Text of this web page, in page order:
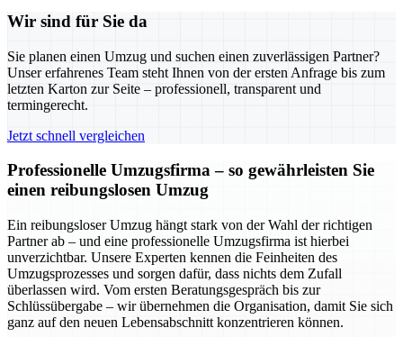
Wir sind für Sie da
Sie planen einen Umzug und suchen einen zuverlässigen Partner?
Unser erfahrenes Team steht Ihnen von der ersten Anfrage bis zum
letzten Karton zur Seite – professionell, transparent und
termingerecht.
Jetzt schnell vergleichen
Professionelle Umzugsfirma – so gewährleisten Sie
einen reibungslosen Umzug
Ein reibungsloser Umzug hängt stark von der Wahl der richtigen
Partner ab – und eine professionelle Umzugsfirma ist hierbei
unverzichtbar. Unsere Experten kennen die Feinheiten des
Umzugsprozesses und sorgen dafür, dass nichts dem Zufall
überlassen wird. Vom ersten Beratungsgespräch bis zur
Schlüssübergabe – wir übernehmen die Organisation, damit Sie sich
ganz auf den neuen Lebensabschnitt konzentrieren können.